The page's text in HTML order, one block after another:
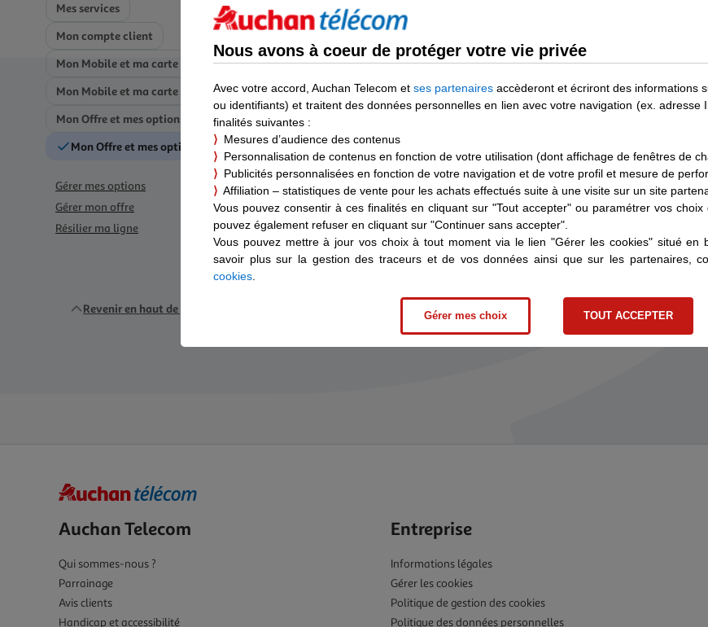
Mes services
Mon compte client
Mon Mobile et ma carte SIM
Mon Mobile et ma carte SIM
Mon Offre et mes options
Mon Offre et mes options
Gérer mes options
Gérer mon offre
Résilier ma ligne
Résilier ma ligne
Résilier ma ligne et calculer mes frais de résiliation
Par nécessité ou parce que vous n'avez plus besoin de votre ligne, vous
coûte-t-il ? On vous explique tout ça en détail.
Comment obtenir mon code RIO ?
Vous avez demandé la portabilité de votre numéro vers un autre
est nécessaire d’obtenir votre code RIO. On vous explique quelles étapes
Résilier ou annuler une option depuis mon espace client
Vous souhaitez résilier une option dans le cadre de votre forfait ? Nous
autonomie depuis votre espace client.
Revenir en haut de page
Auchan Telecom
Qui sommes-nous ?
Parrainage
Avis clients
Handicap et accessibilité
Entreprise
Informations légales
Gérer les cookies
Politique de gestion des cookies
Politique des données personnelles
Nous avons à coeur de protéger votre vie privée
Avec votre accord, Auchan Telecom et ses partenaires accèderont et écriront des informations
ou identifiants) et traitent des données personnelles en lien avec votre navigation (ex. adresse
finalités suivantes :
⟩ Mesures d’audience des contenus
⟩ Personnalisation de contenus en fonction de votre utilisation (dont affichage de fenêtres de
⟩ Publicités personnalisées en fonction de votre navigation et de votre profil et mesure de
⟩ Affiliation – statistiques de vente pour les achats effectués suite à une visite sur un site
Vous pouvez consentir à ces finalités en cliquant sur "Tout accepter" ou paramétrer vos
pouvez également refuser en cliquant sur "Continuer sans accepter".
Vous pouvez mettre à jour vos choix à tout moment via le lien "Gérer les cookies" situé en
savoir plus sur la gestion des traceurs et de vos données ainsi que sur les partenaires,
cookies
Gérer mes choix TOUT ACCEPTER